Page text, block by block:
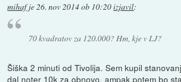
mihafje26. nov 2014 ob 10:20izjavil:
70 kvadratov za 120.000? Hm, kje v LJ?
Šiška 2 minuti od Tivolija. Sem kupil
dal noter 10k za obnovo, ampak potem bo